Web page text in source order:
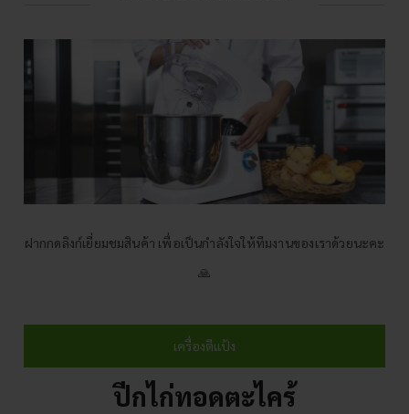
ฝากกดลิงก์เยี่ยมชมสินค้า เพื่อเป็นกำลังใจให้ทีมงานของเราด้วยนะคะ
🙏
เครื่องตีแป้ง
ปีกไก่ทอดตะไคร้